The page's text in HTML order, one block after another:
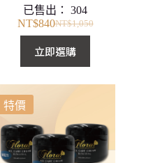
已售出：304
NT$1,050
始
價
格：
NT$840
前
價
格：
立即選購
特價